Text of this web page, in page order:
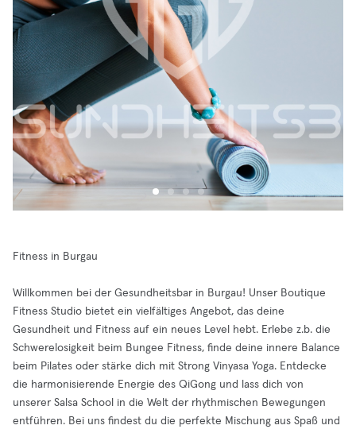
Fitness in Burgau
Willkommen bei der Gesundheitsbar in Burgau! Unser Boutique
Fitness Studio bietet ein vielfältiges Angebot, das deine
Gesundheit und Fitness auf ein neues Level hebt. Erlebe z.b. die
Schwerelosigkeit beim Bungee Fitness, finde deine innere Balance
beim Pilates oder stärke dich mit Strong Vinyasa Yoga. Entdecke
die harmonisierende Energie des QiGong und lass dich von
unserer Salsa School in die Welt der rhythmischen Bewegungen
entführen. Bei uns findest du die perfekte Mischung aus Spaß und